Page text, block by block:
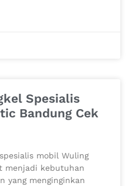
Spesialis
Bandung Cek
mobil Wuling
menjadi kebutuhan
yang menginginkan